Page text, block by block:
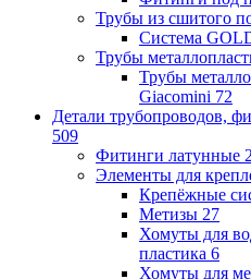
Трубы из сшитого
Система
Трубы
Трубы
Giacomini 72
Детали трубопроводов,
509
Фитинги латунные
Элементы для
Крепёжные
Метизы 27
Хомуты для
пластика 6
Хомуты для